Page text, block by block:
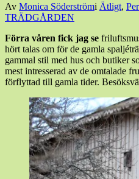
Den
16
2017
Av Monica Söderströmi Ätligt,
TRÄDGÅRDEN
Förra våren fick jag se
hört talas om för de gamla
gammal stil med hus och butiker
mest intresserad av de omtalade
förflyttad till gamla tider.